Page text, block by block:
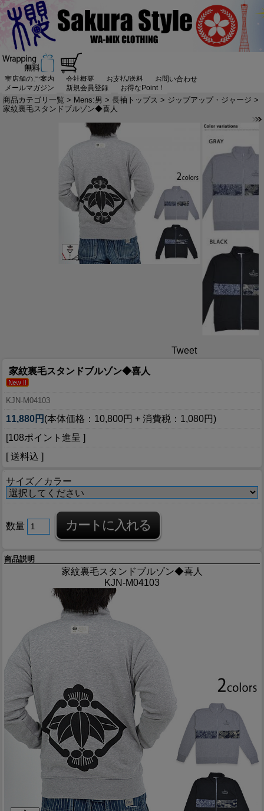
実店舗のご案内 会社概要 お支払/送料
お問い合わせ
メールマガジン
新規会員登録 お得なPoint！
商品カテゴリ一覧 > Mens:男 > 長袖トップス > ジップアップ・ジャージ >
家紋裏毛スタンドブルゾン◆喜人
Tweet
家紋裏毛スタンドブルゾン◆喜人
KJN-M04103
11,880円 (本体価格：10,800円 + 消費税：1,080円)
[108ポイント進呈 ]
[ 送料込 ]
サイズ／カラー
数量
商品説明
家紋裏毛スタンドブルゾン◆喜人
KJN-M04103